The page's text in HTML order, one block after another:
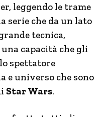
leggendo le trame
serie che da un lato
tecnica,
capacità che gli
spettatore
e universo che sono
Star Wars.